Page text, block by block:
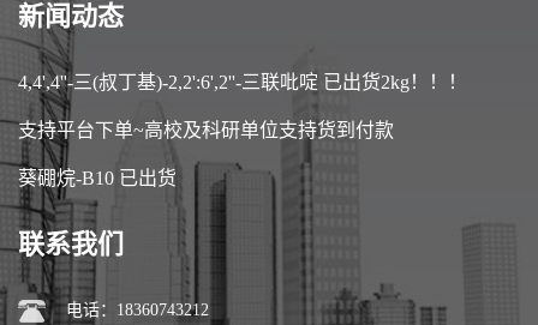
新闻动态
4,4',4''-三(叔丁基)-2,2':6',2''-三联吡啶 已出货2kg！！！
支持平台下单~高校及科研单位支持货到付款
葵硼烷-B10 已出货
联系我们
电话：18360743212